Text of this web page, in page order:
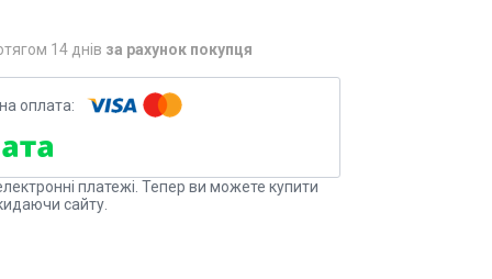
14 днів за рахунок покупця
платежі. Тепер ви можете купити
сайту.